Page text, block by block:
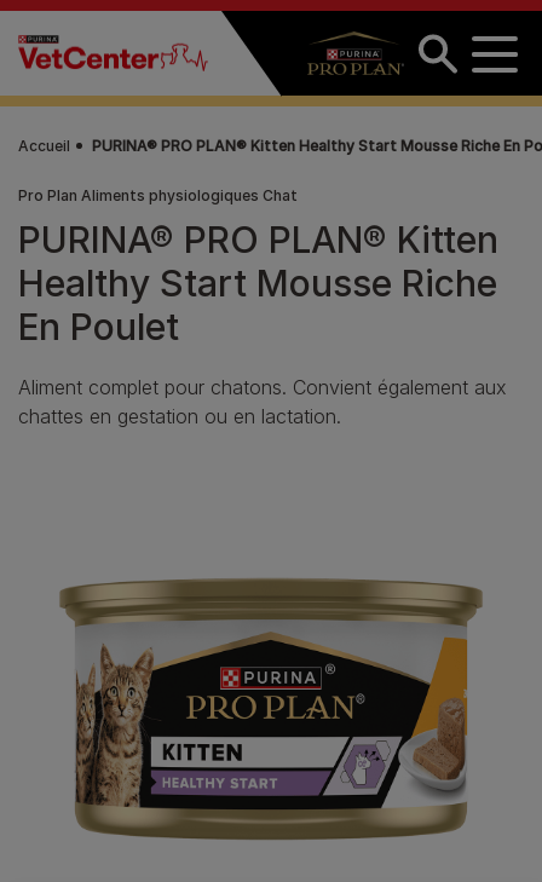
Aller au contenu principal
Accueil PURINA® PRO PLAN® Kitten Healthy Start Mousse Riche En
Pro Plan Aliments physiologiques Chat
PURINA® PRO PLAN® Kitten
Healthy Start Mousse Riche
En Poulet
Aliment complet pour chatons. Convient également aux
chattes en gestation ou en lactation.